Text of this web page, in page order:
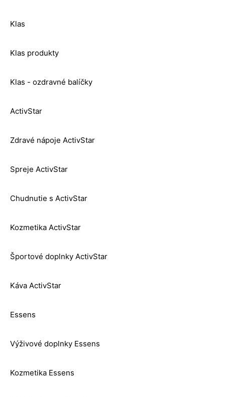
Klas
Klas produkty
Klas - ozdravné balíčky
ActivStar
Zdravé nápoje ActivStar
Spreje ActivStar
Chudnutie s ActivStar
Kozmetika ActivStar
Športové doplnky ActivStar
Káva ActivStar
Essens
Výživové doplnky Essens
Kozmetika Essens